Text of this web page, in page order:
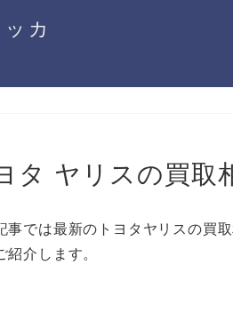
カ
タ ヤリスの買取
事では最新のトヨタヤリスの買
紹介します。